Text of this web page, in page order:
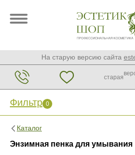
На старую версию сайта
старая
Фильтр 0
Каталог
Энзимная пенка для умывания
Фильтр 0